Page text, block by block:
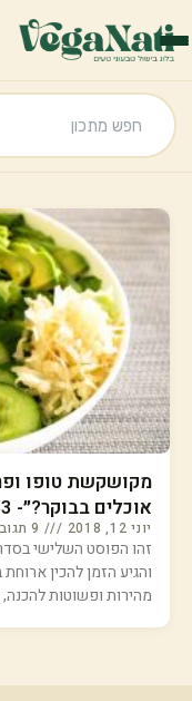
מקושקשת טופו
אוכלים בבוקר?״- #3
יוני 12, 2018
זהו הפוסט השלישי
והגיע הזמן להכין
מהירות ופשוטות